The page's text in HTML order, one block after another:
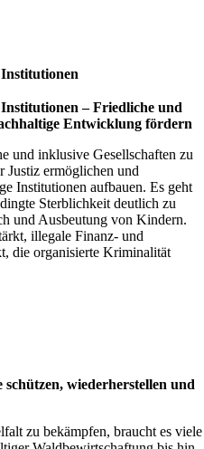
– Fried­li­che und
Ent­wick­lung för­dern
und inklusive Gesellschaften zu
Justiz ermöglichen und
Institutionen aufbauen. Es geht
Sterblichkeit deutlich zu
und Ausbeutung von Kindern.
illegale Finanz- und
die organisierte Kriminalität
wie­der­her­stel­len und
zu bekämpfen, braucht es viele